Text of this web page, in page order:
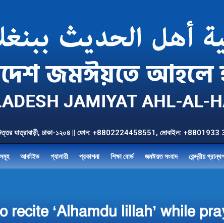
উত্তর যাত্রাবাড়ী, ঢাকা-১২০৪ || ফোন: +8802224458551, মোবাইল:
আর্কাইভ গ্যালারী প্রকাশনা শিক্ষা বোর্ড জমঈয়ত সংবাদ কেন্দ্রীয়
recite ‘Alhamdu lillah’ while